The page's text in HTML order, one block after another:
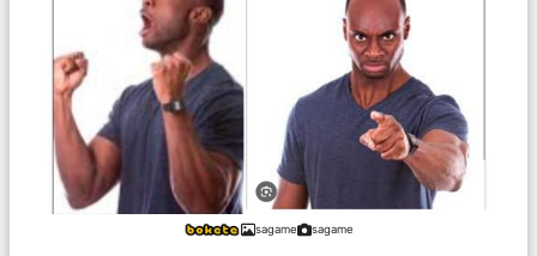
sagame sagame